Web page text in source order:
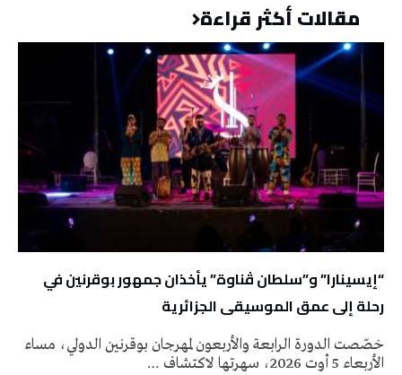
مقالات أكثر قراءة
“إيسينارا” و”سلطان ڤناوة” يأخذان جمهور بوقرنين في
رحلة إلى عمق الموسيقى الجزائرية
خصّصت الدورة الرابعة والأربعون لمهرجان بوقرنين الدولي، مساء
الأربعاء 5 أوت 2026، سهرتها لاكتشاف …